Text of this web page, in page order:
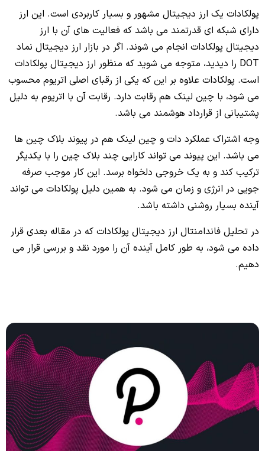
پولکادات یک ارز دیجیتال مشهور و بسیار کاربردی است. این ارز
دارای شبکه ای قدرتمند می باشد که فعالیت های آن با ارز
دیجیتال پولکادات انجام می شوند. اگر در بازار ارز دیجیتال نماد
DOT را دیدید، متوجه می شوید که منظور ارز دیجیتال پولکادات
است. پولکادات علاوه بر این که یکی از رقبای اصلی اتریوم محسوب
می شود، با چین لینک هم رقابت دارد. رقابت آن با اتریوم به دلیل
پشتیبانی از قرارداد هوشمند می باشد.
وجه اشتراک عملکرد دات و چین لینک هم در پیوند بلاک چین ها
می باشد. این پیوند می تواند کارایی چند بلاک چین را با یکدیگر
ترکیب کند و به یک خروجی دلخواه برسد. این کار موجب صرفه
جویی در انرژی و زمان می شود. به همین دلیل پولکادات می تواند
آینده بسیار روشنی داشته باشد.
در تحلیل فاندامنتال ارز دیجیتال پولکادات که در مقاله بعدی قرار
داده می شود، به طور کامل آینده آن را مورد نقد و بررسی قرار می
دهیم.